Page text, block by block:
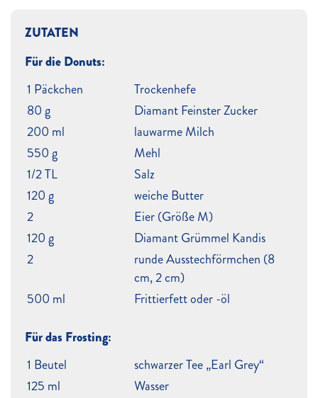
ZUTATEN
Für die Donuts:
1 Päckchen
Trockenhefe
80 g
Diamant Feinster Zucker
200 ml
lauwarme Milch
550 g
Mehl
1/2 TL
Salz
120 g
weiche Butter
2
Eier (Größe M)
120 g
Diamant Grümmel Kandis
2
runde Ausstechförmchen (8
cm, 2 cm)
500 ml
Frittierfett oder -öl
Für das Frosting:
1 Beutel
schwarzer Tee „Earl Grey“
125 ml
Wasser